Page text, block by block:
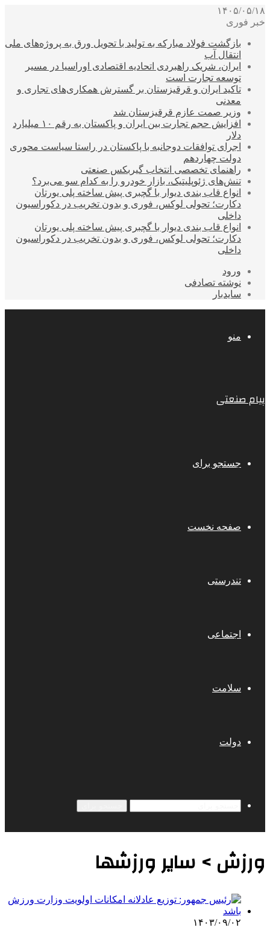
۱۴۰۵/۰۵/۱۸
خبر فوری
بازگشت فولاد مبارکه به تولید با تحویل ورق به پروژه‌های ملی
انتقال آب
ایران، شریک راهبردی اتحادیه اقتصادی اوراسیا در مسیر
توسعه تجارت است
تاکید ایران و قرقیزستان بر گسترش همکاری‌های تجاری و
معدنی
وزیر صمت عازم قرقیزستان شد
افزایش حجم تجارت بین ایران و پاکستان به رقم ۱۰ میلیارد
دلار
اجرای توافقات دوجانبه با پاکستان در راستا سیاست محوری
دولت چهاردهم
راهنمای تخصصی انتخاب گیربکس صنعتی
تنش‌های ژئوپلیتیک، بازار خودرو را به کدام سو می‌برد؟
انواع قاب بندی دیوار با گچبری پیش ساخته پلی یورتان
دکارت؛ تحولی لوکس، فوری و بدون تخریب در دکوراسیون
داخلی
انواع قاب بندی دیوار با گچبری پیش ساخته پلی یورتان
دکارت؛ تحولی لوکس، فوری و بدون تخریب در دکوراسیون
داخلی
ورود
نوشته تصادفی
سایدبار
منو
پیام صنعتی
جستجو برای
صفحه نخست
تندرستی
اجتماعی
سلامت
دولت
ورزش > سایر ورزشها
۱۴۰۳/۰۹/۰۲